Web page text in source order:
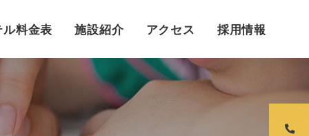
料金表 施設紹介 アクセス 採用情報